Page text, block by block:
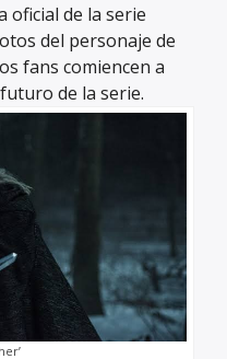
oficial de la serie
del personaje de
fans comiencen a
de la serie.